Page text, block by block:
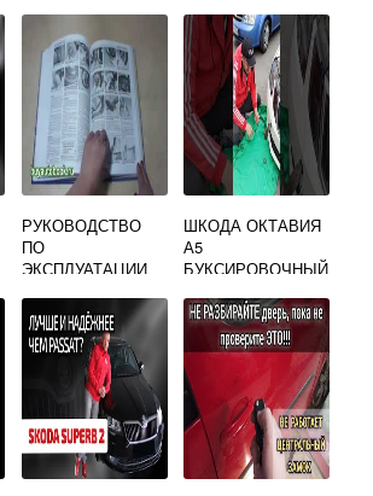
РУКОВОДСТВО
ПО
ЭКСПЛУАТАЦИИ
ШКОДА ОКТАВИЯ
А5
БУКСИРОВОЧНЫЙ